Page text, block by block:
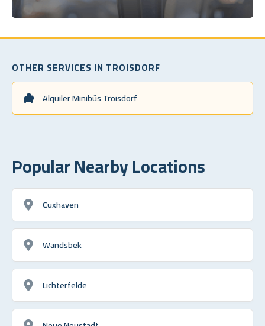
OTHER SERVICES IN TROISDORF
Alquiler Minibús Troisdorf
Popular Nearby Locations
Cuxhaven
Wandsbek
Lichterfelde